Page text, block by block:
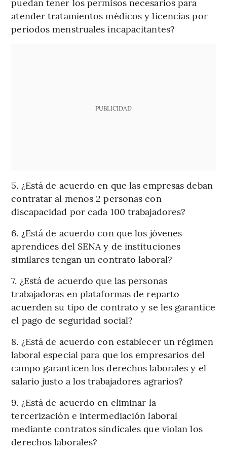
atender tratamientos médicos y licencias por
periodos menstruales incapacitantes?
PUBLICIDAD
5. ¿Está de acuerdo en que las empresas deban
contratar al menos 2 personas con
discapacidad por cada 100 trabajadores?
6. ¿Está de acuerdo con que los jóvenes
aprendices del SENA y de instituciones
similares tengan un contrato laboral?
7. ¿Está de acuerdo que las personas
trabajadoras en plataformas de reparto
acuerden su tipo de contrato y se les garantice
el pago de seguridad social?
8. ¿Está de acuerdo con establecer un régimen
laboral especial para que los empresarios del
campo garanticen los derechos laborales y el
salario justo a los trabajadores agrarios?
9. ¿Está de acuerdo en eliminar la
tercerización e intermediación laboral
mediante contratos sindicales que violan los
derechos laborales?